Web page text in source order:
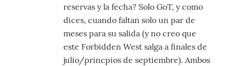
reservas y la fecha? Solo GoT, y como
dices, cuando faltan solo un par de
meses para su salida (y no creo que
este Forbidden West salga a finales de
julio/princpios de septiembre). Ambos